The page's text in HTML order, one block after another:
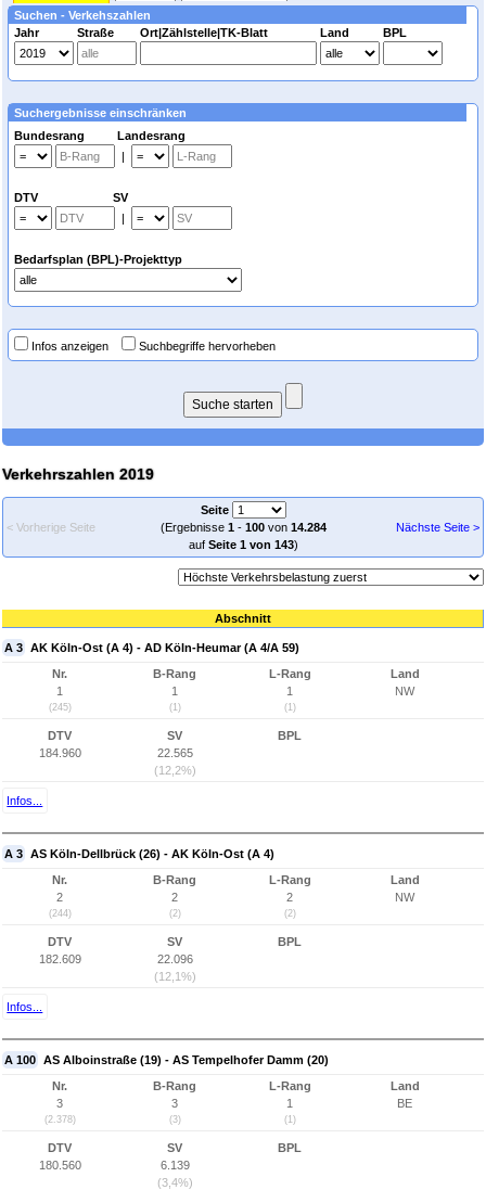
Suchen - Verkehszahlen
Jahr
Straße Ort|Zählstelle|TK-Blatt Land BPL
Suchergebnisse einschränken
Bundesrang Landesrang
|
DTV SV
|
Bedarfsplan (BPL)-Projekttyp
Infos anzeigen Suchbegriffe hervorheben
Verkehrszahlen 2019
< Vorherige Seite
Seite
(Ergebnisse 1- 100von 14.284
auf Seite 1 von 143)
Nächste Seite >
Abschnitt
A 3 AK Köln-Ost (A 4) - AD Köln-Heumar (A 4/A 59)
Nr.
1
(245)
B-Rang
1
(1)
L-Rang
1
(1)
Land
NW
DTV
184.960
SV
22.565
(12,2%)
BPL
Infos...
A 3 AS Köln-Dellbrück (26) - AK Köln-Ost (A 4)
Nr.
2
(244)
B-Rang
2
(2)
L-Rang
2
(2)
Land
NW
DTV
182.609
SV
22.096
(12,1%)
BPL
Infos...
A 100 AS Alboinstraße (19) - AS Tempelhofer Damm (20)
Nr.
3
(2.378)
B-Rang
3
(3)
L-Rang
1
(1)
Land
BE
DTV
180.560
SV
6.139
(3,4%)
BPL